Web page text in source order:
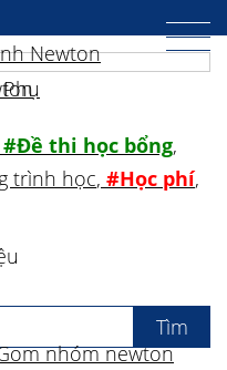
#Đề thi học bổng,
trình học, #Học phí,